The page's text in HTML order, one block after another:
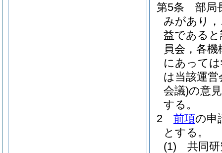
第5条
部局
みがあり
益である
員会，各
にあって
は当該運
会議)の意
する。
2
前項の申
とする。
(1)
共同